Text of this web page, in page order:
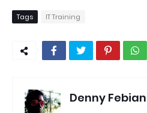
Tags IT Training
Denny